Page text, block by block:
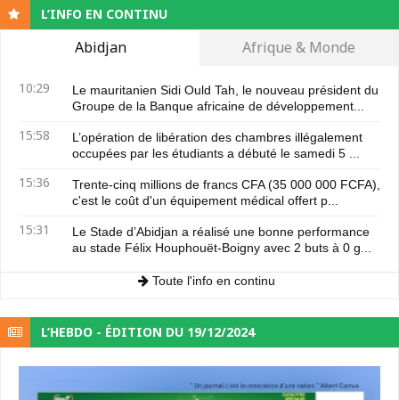
L’INFO EN CONTINU
Abidjan Afrique & Monde
10:29
Le mauritanien Sidi Ould Tah, le nouveau président du
Groupe de la Banque africaine de développement...
15:58
L’opération de libération des chambres illégalement
occupées par les étudiants a débuté le samedi 5 ...
15:36
Trente-cinq millions de francs CFA (35 000 000 FCFA),
c'est le coût d'un équipement médical offert p...
15:31
Le Stade d’Abidjan a réalisé une bonne performance
au stade Félix Houphouët-Boigny avec 2 buts à 0 g...
Toute l'info en continu
L’HEBDO - ÉDITION DU 19/12/2024